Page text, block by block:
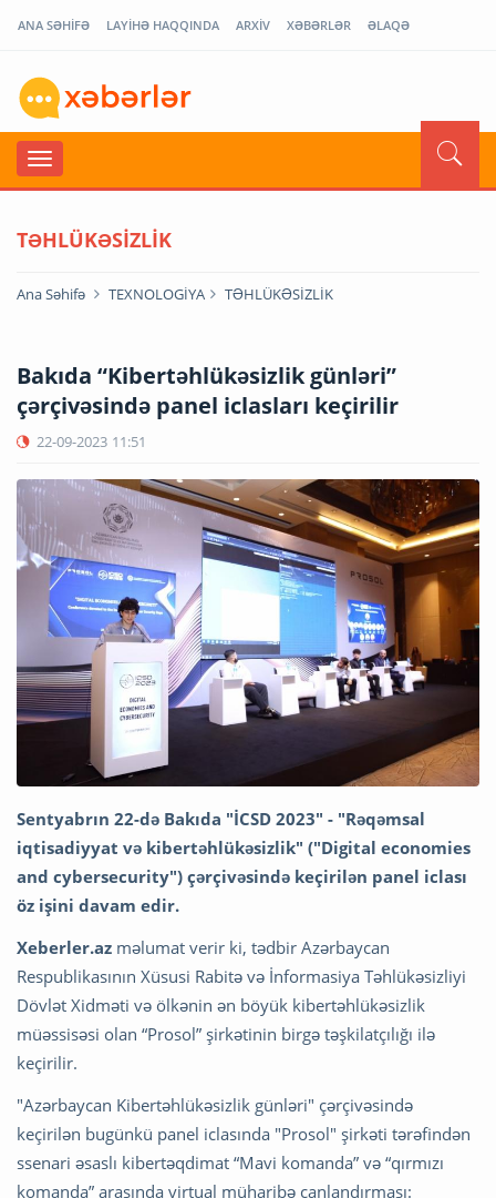
ANA SƏHİFƏ LAYİHƏ HAQQINDA ARXİV XƏBƏRLƏR ƏLAQƏ
TƏHLÜKƏSİZLİK
Ana Səhifə TEXNOLOGİYA TƏHLÜKƏSİZLİK
Bakıda “Kibertəhlükəsizlik günləri”
çərçivəsində panel iclasları keçirilir
22-09-2023 11:51
Sentyabrın 22-də Bakıda "İCSD 2023" - "Rəqəmsal
iqtisadiyyat və kibertəhlükəsizlik" ("Digital economies
and cybersecurity") çərçivəsində keçirilən panel iclası
öz işini davam edir.
Xeberler.az məlumat verir ki, tədbir Azərbaycan
Respublikasının Xüsusi Rabitə və İnformasiya Təhlükəsizliyi
Dövlət Xidməti və ölkənin ən böyük kibertəhlükəsizlik
müəssisəsi olan “Prosol” şirkətinin birgə təşkilatçılığı ilə
keçirilir.
"Azərbaycan Kibertəhlükəsizlik günləri" çərçivəsində
keçirilən bugünkü panel iclasında "Prosol" şirkəti tərəfindən
ssenari əsaslı kibertəqdimat “Mavi komanda” və “qırmızı
komanda” arasında virtual müharibə canlandırması: